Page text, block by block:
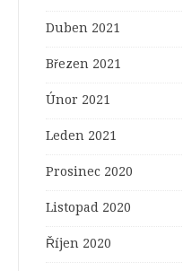
Duben 2021
Březen 2021
Únor 2021
Leden 2021
Prosinec 2020
Listopad 2020
Říjen 2020